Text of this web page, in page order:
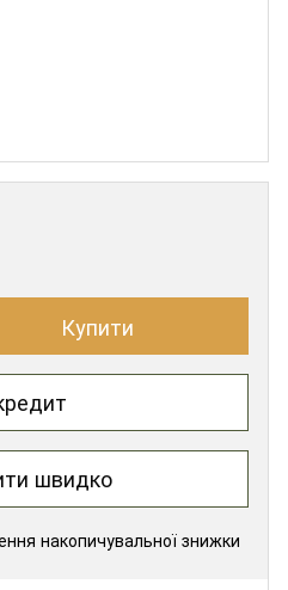
Купити
швидко
накопичувальної знижки